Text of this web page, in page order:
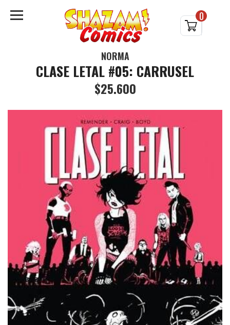
0
NORMA
CLASE LETAL #05: CARRUSEL
$25.600